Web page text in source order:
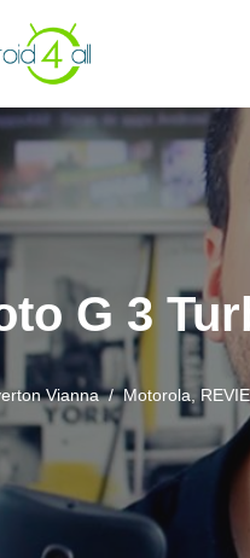
G 3
Vianna Motorola